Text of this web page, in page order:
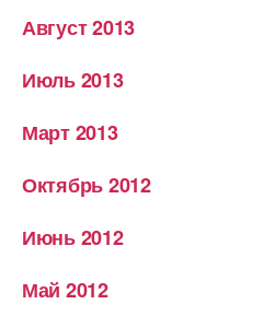
Август 2013
Июль 2013
Март 2013
Октябрь 2012
Июнь 2012
Май 2012